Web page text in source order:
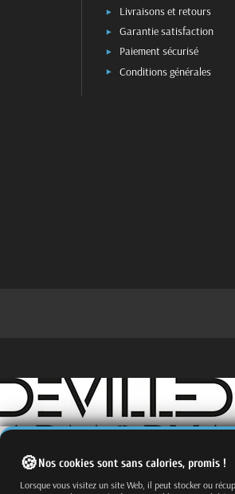
Livraisons et retours
Garantie satisfaction
Paiement sécurisé
Conditions générales
Fermer
Trier par
Nos cookies sont sans calories, promis !
Lorsque vous visitez un site Web, il peut stocker ou